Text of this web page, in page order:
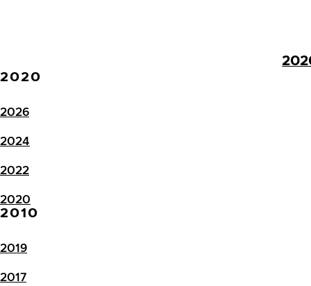
2020
2026
2024
2022
2020
2010
2019
2017